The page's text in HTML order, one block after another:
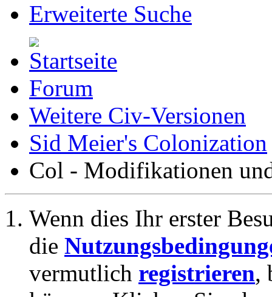
Erweiterte Suche
Forum
Weitere Civ-Versionen
Sid Meier's Colonization
Col - Modifikationen
Wenn dies Ihr erster
die
vermutlich registrieren,